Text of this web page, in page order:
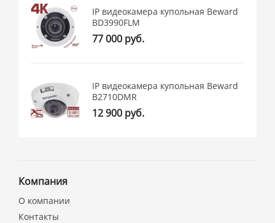
IP видеокамера купольная Beward
BD3990FLM
77 000 руб.
IP видеокамера купольная Beward
B2710DMR
12 900 руб.
Компания
О компании
Контакты